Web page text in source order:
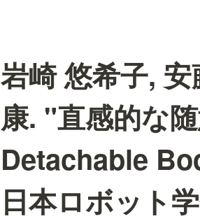
岩崎 悠希子,
康. "直感的な
Detachable
日本ロボット